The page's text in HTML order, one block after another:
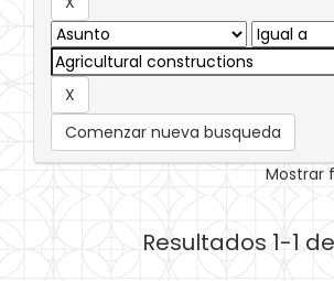
Comenzar nueva busqueda
Mostrar
Resultados 1-1 de